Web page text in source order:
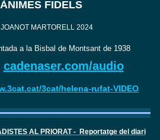
FIDELS
JOANOT MARTORELL 2024
a la Bisbal de Montsant de 1938
cadenaser.com/audio
3cat/helena-rufat-VIDEO
AL PRIORAT - Reportatge del diari